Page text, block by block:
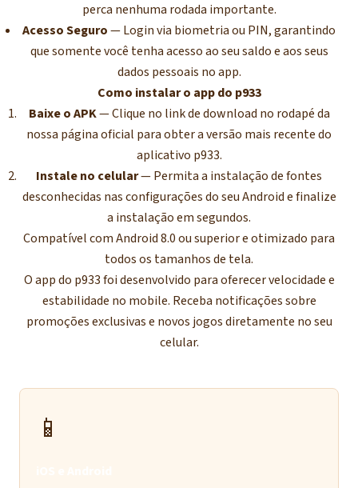
perca nenhuma rodada importante.
Acesso Seguro— Login via biometria ou PIN, garantindo
que somente você tenha acesso ao seu saldo e aos seus
dados pessoais no app.
Como instalar o app do p933
Baixe o APK— Clique no link de download no rodapé da
nossa página oficial para obter a versão mais recente do
aplicativo p933.
Instale no celular— Permita a instalação de fontes
desconhecidas nas configurações do seu Android e finalize
a instalação em segundos.
Compatível com Android 8.0 ou superior e otimizado para
todos os tamanhos de tela.
O app do p933 foi desenvolvido para oferecer velocidade e
estabilidade no mobile. Receba notificações sobre
promoções exclusivas e novos jogos diretamente no seu
celular.
📱